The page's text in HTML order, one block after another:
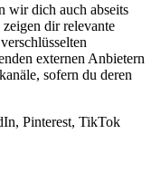
dich auch abseits
dir relevante
externen Anbietern
sofern du deren
Pinterest, TikTok